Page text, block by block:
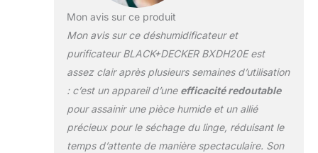
agréable, en évitant l’excès
d’humidité. 【PRATIQUE ET
ÉCOLOGIQUE】Compact et portable
avec poignée et roues pour un
transport facile. Filtres amovibles
lavables pour un entretien simple.
Utilise le gaz réfrigérant écologique
R290, réduisant l’impact
environnemental.
Mon avis sur ce produit
Mon avis sur ce déshumidificateur et
purificateur BLACK+DECKER BXDH20E est
assez clair après plusieurs semaines d’utilisation
: c’est un appareil d’une efficacité redoutable
pour assainir une pièce humide et un allié
précieux pour le séchage du linge, réduisant le
temps d’attente de manière spectaculaire. Son